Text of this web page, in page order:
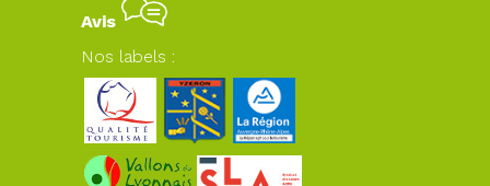
Avis
Nos labels :